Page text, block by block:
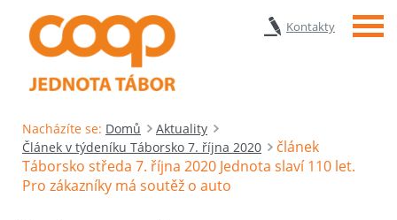
Kontakty Menu
Nacházíte se: Domů
Aktuality
Článek v týdeníku Táborsko 7. října 2020
článek
Táborsko středa 7. října 2020 Jednota slaví 110 let.
Pro zákazníky má soutěž o auto